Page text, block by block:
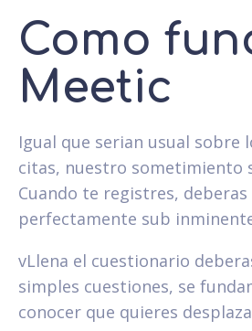
Como
Meetic
Igual que seri­an usual sobre
citas, nuestro sometimiento
Cuando te registres,
perfectamente sub
vLlena el cuestionario
simples cuestiones, se
conocer que quieres